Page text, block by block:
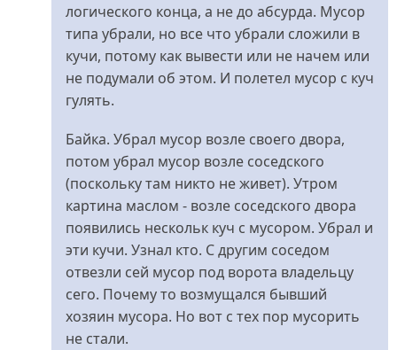
логического конца, а не до абсурда. Мусор
типа убрали, но все что убрали сложили в
кучи, потому как вывести или не начем или
не подумали об этом. И полетел мусор с куч
гулять.
Байка. Убрал мусор возле своего двора,
потом убрал мусор возле соседского
(поскольку там никто не живет). Утром
картина маслом - возле соседского двора
появились нескольк куч с мусором. Убрал и
эти кучи. Узнал кто. С другим соседом
отвезли сей мусор под ворота владельцу
сего. Почему то возмущался бывший
хозяин мусора. Но вот с тех пор мусорить
не стали.